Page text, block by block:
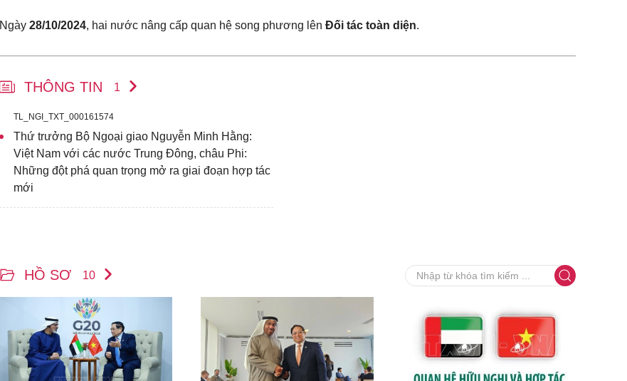
Ngày 28/10/2024, hai nước nâng cấp quan hệ song phương lên Đối tác toàn diện.
THÔNG TIN 1
TL_NGI_TXT_000161574
Thứ trưởng Bộ Ngoại giao Nguyễn Minh Hằng:
Việt Nam với các nước Trung Đông, châu Phi:
Những đột phá quan trọng mở ra giai đoạn hợp tác
mới
HỒ SƠ 10